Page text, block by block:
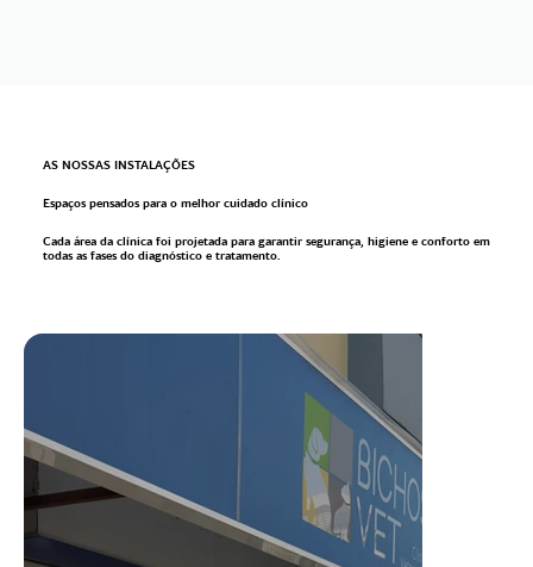
AS NOSSAS INSTALAÇÕES
Espaços pensados para o melhor cuidado clínico
Cada área da clínica foi projetada para garantir segurança, higiene e conforto em
todas as fases do diagnóstico e tratamento.